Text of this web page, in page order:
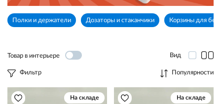
Полки и держатели Дозаторы и стаканчики Корзины для
Популярности
Товар в интерьере Вид
Фильтр
На складе На складе